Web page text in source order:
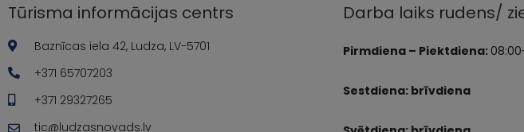
Tūrisma informācijas centrs
Baznīcas iela 42, Ludza, LV-5701
+371 65707203
+371 29327265
tic@ludzasnovads.lv
Darba laiks rudens/
Pirmdiena – Piektdiena:
Sestdiena: brīvdiena